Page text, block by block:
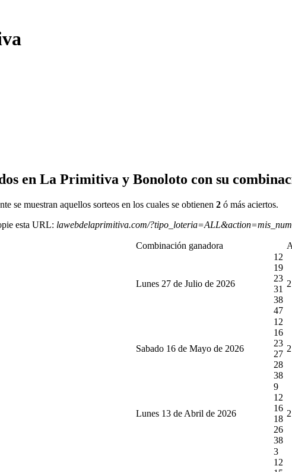
en La Primitiva y Bonoloto con su
se muestran aquellos sorteos en los cuales se obtienen 2 ó más aciertos.
esta URL: lawebdelaprimitiva.com/
Combinación ganadora
Lunes 27 de Julio de 2026
12
19
23
31
38
47
2
Sabado 16 de Mayo de 2026
12
16
23
27
28
38
2
Lunes 13 de Abril de 2026
9
12
16
18
26
38
2
3
12